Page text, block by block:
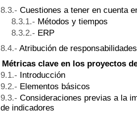
Cuestiones a tener en cuenta
Métodos y tiempos
ERP
Atribución de
Métricas clave en los proyectos
Introducción
Elementos básicos
Consideraciones previas a la
de indicadores